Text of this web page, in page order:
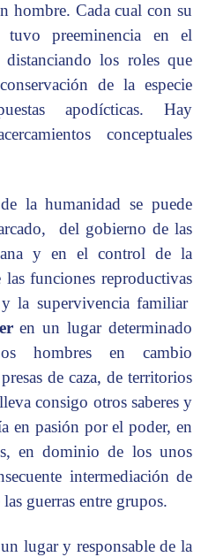
hombre. Cada cual con su
tuvo preeminencia en el
los roles que
de la especie
apodícticas. Hay
conceptuales
la humanidad se puede
del gobierno de las
y en el control de la
funciones reproductivas
la supervivencia familiar
en un lugar determinado
hombres en cambio
de caza, de territorios
consigo otros saberes y
en pasión por el poder, en
en dominio de los unos
intermediación de
guerras entre grupos.
lugar y responsable de la